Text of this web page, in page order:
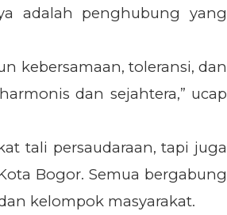
adalah penghubung yang
kebersamaan, toleransi, dan
dan sejahtera,” ucap
tali persaudaraan, tapi juga
Bogor. Semua bergabung
kelompok masyarakat.